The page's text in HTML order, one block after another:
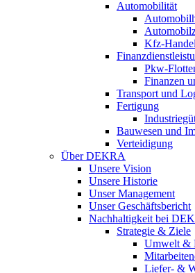
Automobilität
Kfz-
Finanzen
Transport und
Fertigung
Bauwesen und
Verteidigung
Über DEKRA
Unsere Vision
Unsere Historie
Unser Management
Unser Geschäftsbericht
Nachhaltigkeit bei
Strategie & Ziele
Umwelt &
Liefer- &